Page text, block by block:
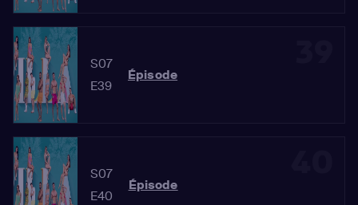
S07
E39
Épisode
S07
E40
Épisode